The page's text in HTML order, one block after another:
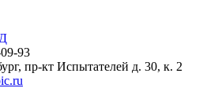
93
пр-кт Испытателей д. 30, к. 2